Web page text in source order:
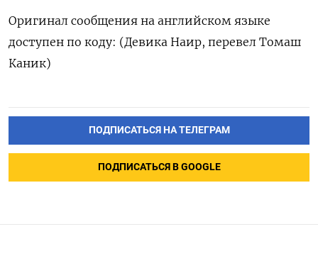
Оригинал сообщения на английском языке
доступен по коду: (Девика Наир, перевел Томаш
Каник)
ПОДПИСАТЬСЯ НА ТЕЛЕГРАМ
ПОДПИСАТЬСЯ В GOOGLE